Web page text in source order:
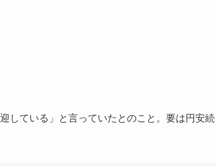
している」と言っていたとのこと。要は円安